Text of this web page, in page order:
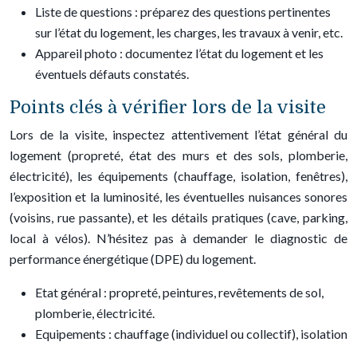
Liste de questions : préparez des questions pertinentes
sur l’état du logement, les charges, les travaux à venir, etc.
Appareil photo : documentez l’état du logement et les
éventuels défauts constatés.
Points clés à vérifier lors de la visite
Lors de la visite, inspectez attentivement l’état général du
logement (propreté, état des murs et des sols, plomberie,
électricité), les équipements (chauffage, isolation, fenêtres),
l’exposition et la luminosité, les éventuelles nuisances sonores
(voisins, rue passante), et les détails pratiques (cave, parking,
local à vélos). N’hésitez pas à demander le diagnostic de
performance énergétique (DPE) du logement.
Etat général : propreté, peintures, revêtements de sol,
plomberie, électricité.
Equipements : chauffage (individuel ou collectif), isolation